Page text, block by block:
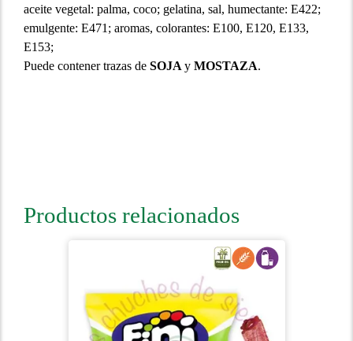
aceite vegetal: palma, coco; gelatina, sal, humectante: E422;
emulgente: E471; aromas, colorantes: E100, E120, E133,
E153;
Puede contener trazas de SOJA y MOSTAZA.
Productos relacionados